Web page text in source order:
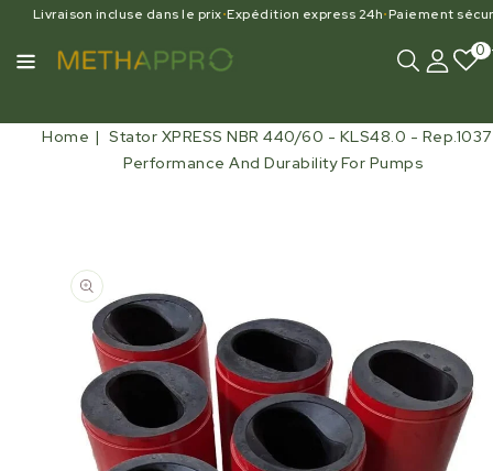
0
Home
Stator XPRESS NBR 440/60 - KLS48.0 -
Performance And Durability For Pumps
Livraison incluse dans le prix•Expédition express 24h•Paiement
in
gallery
view